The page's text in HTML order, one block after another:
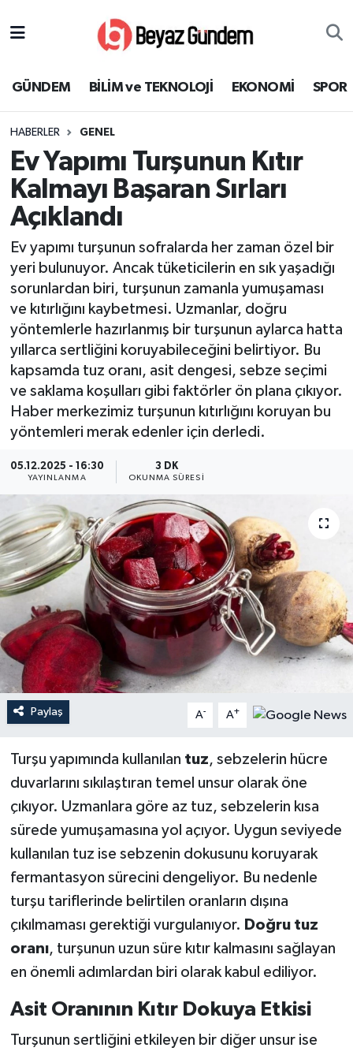
GÜNDEM BİLİM ve TEKNOLOJİ EKONOMİ SPOR
HABERLER GENEL
Ev Yapımı Turşunun Kıtır
Kalmayı Başaran Sırları
Açıklandı
Ev yapımı turşunun sofralarda her zaman özel bir
yeri bulunuyor. Ancak tüketicilerin en sık yaşadığı
sorunlardan biri, turşunun zamanla yumuşaması
ve kıtırlığını kaybetmesi. Uzmanlar, doğru
yöntemlerle hazırlanmış bir turşunun aylarca hatta
yıllarca sertliğini koruyabileceğini belirtiyor. Bu
kapsamda tuz oranı, asit dengesi, sebze seçimi
ve saklama koşulları gibi faktörler ön plana çıkıyor.
Haber merkezimiz turşunun kıtırlığını koruyan bu
yöntemleri merak edenler için derledi.
05.12.2025 - 16:30
YAYINLANMA
3 DK
OKUNMA SÜRESI
Paylaş A- A+
Turşu yapımında kullanılan tuz, sebzelerin hücre
duvarlarını sıkılaştıran temel unsur olarak öne
çıkıyor. Uzmanlara göre az tuz, sebzelerin kısa
sürede yumuşamasına yol açıyor. Uygun seviyede
kullanılan tuz ise sebzenin dokusunu koruyarak
fermantasyon sürecini dengeliyor. Bu nedenle
turşu tariflerinde belirtilen oranların dışına
çıkılmaması gerektiği vurgulanıyor. Doğru tuz
oranı, turşunun uzun süre kıtır kalmasını sağlayan
en önemli adımlardan biri olarak kabul ediliyor.
Asit Oranının Kıtır Dokuya Etkisi
Turşunun sertliğini etkileyen bir diğer unsur ise
EKONOMİ
SPOR
SAĞLIK
EĞİTİM
KÜLTÜR SANAT
MAGAZİN
Süper Lig Puan Durumu ve Fikstür
Tüm Manşetler
Son Dakika Haberleri
Haber Arşivi